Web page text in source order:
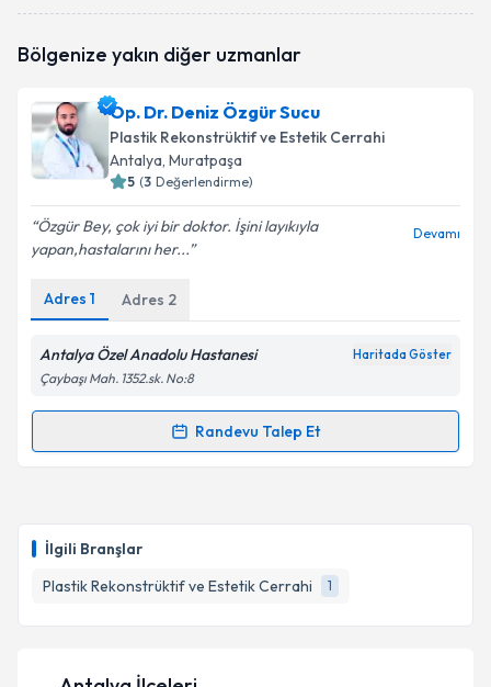
İlgili Branşlar
Plastik Rekonstrüktif ve Estetik Cerrahi
1
Bölgenize yakın diğer uzmanlar
Op. Dr. Deniz Özgür Sucu
Plastik Rekonstrüktif ve Estetik Cerrahi
Antalya, Muratpaşa
5 (3 Değerlendirme)
Özgür Bey, çok iyi bir doktor. İşini layıkıyla
yapan,hastalarını her...
Devamı
Adres 1 Adres 2
Antalya Özel Anadolu Hastanesi Haritada Göster
Çaybaşı Mah. 1352.sk. No:8
Randevu Talep Et
Randevu Takvimi Talebi
için bir takvim hazırlandığında e-posta ile
bilgilendireceğiz.
E-posta Adresiniz